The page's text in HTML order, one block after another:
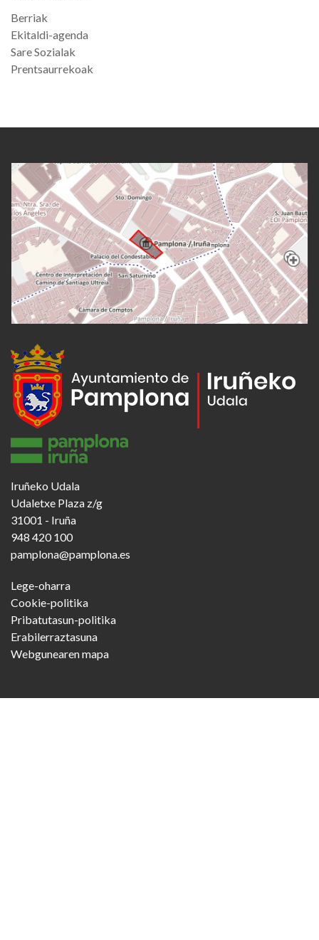
Berriak
Ekitaldi-agenda
Sare Sozialak
Prentsaurrekoak
Iruñeko Udala
Udaletxe Plaza z/g
31001 - Iruña
948 420 100
pamplona@pamplona.es
Footer
menu
Lege-oharra
Cookie-politika
Pribatutasun-politika
Erabilerraztasuna
Webgunearen mapa